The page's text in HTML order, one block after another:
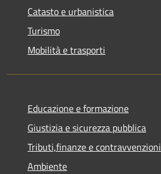
Catasto e urbanistica
Turismo
Mobilità e trasporti
Educazione e formazione
Giustizia e sicurezza pubblica
Tributi,finanze e contravvenzioni
Ambiente